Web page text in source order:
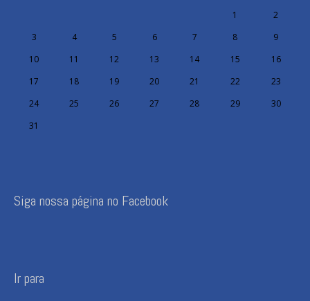
1
2
3
4 5 6 7 8
9
10
11 12 13 14 15
16
17
18 19 20 21 22
23
24
25 26 27 28 29
30
31
Siga nossa página no Facebook
Ir para